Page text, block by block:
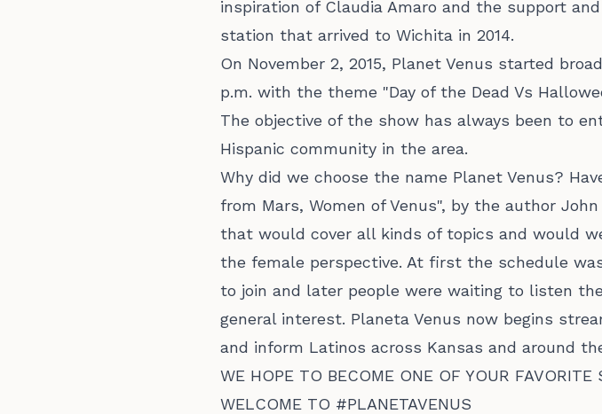
inspiration of Claudia Amaro and the support
station that arrived to Wichita in 2014.
On November 2, 2015, Planet Venus started
p.m. with the theme "Day of the Dead Vs
The objective of the show has always been to
Hispanic community in the area.
Why did we choose the name Planet Venus?
from Mars, Women of Venus", by the author
that would cover all kinds of topics and would
the female perspective. At first the schedule
to join and later people were waiting to listen
general interest. Planeta Venus now begins
and inform Latinos across Kansas and around
WE HOPE TO BECOME ONE OF YOUR FAVORITE
WELCOME TO #PLANETAVENUS